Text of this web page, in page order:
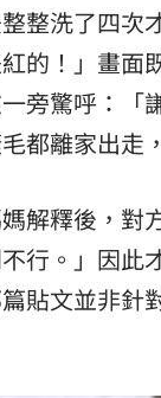
整洗了四次
的！」畫面
旁驚呼：「
都離家出走
解釋後，對
不行。」因
貼文並非針